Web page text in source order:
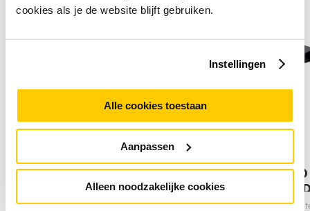
cookies als je de website blijft gebruiken.
Instellingen
Alle cookies toestaan
Aanpassen
Alleen noodzakelijke cookies
CLUB3D DisplayPort1.4 to HDMI
Snoerlengte:0.21 Meters
1.4 to